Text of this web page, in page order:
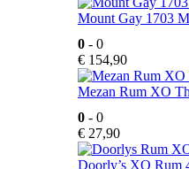
Mount Gay 1703
0 - 0
€ 154,90
Mezan Rum XO
0 - 0
€ 27,90
Doorly’s XO Rum